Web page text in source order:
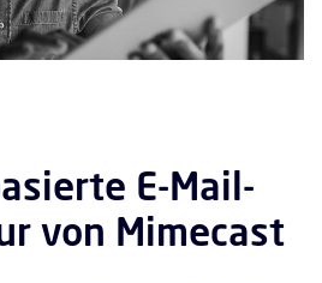
E-Mail-
von Mimecast